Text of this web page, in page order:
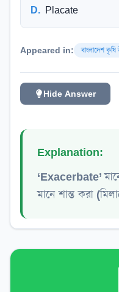
D. Placate
Appeared in: বাংলাদেশ কৃষি
Hide Answer
Explanation:
‘Exacerbate’
মানে শান্ত করা